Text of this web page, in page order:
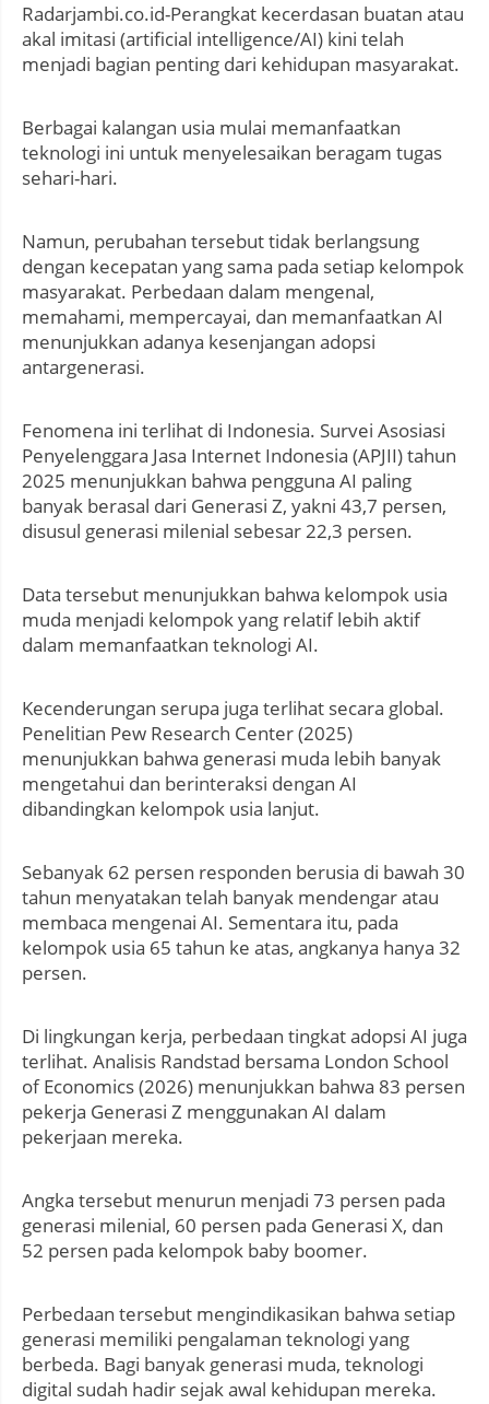
Radarjambi.co.id-Perangkat kecerdasan buatan atau
akal imitasi (artificial intelligence/AI) kini telah
menjadi bagian penting dari kehidupan masyarakat.
Berbagai kalangan usia mulai memanfaatkan
teknologi ini untuk menyelesaikan beragam tugas
sehari-hari.
Namun, perubahan tersebut tidak berlangsung
dengan kecepatan yang sama pada setiap kelompok
masyarakat. Perbedaan dalam mengenal,
memahami, mempercayai, dan memanfaatkan AI
menunjukkan adanya kesenjangan adopsi
antargenerasi.
Fenomena ini terlihat di Indonesia. Survei Asosiasi
Penyelenggara Jasa Internet Indonesia (APJII) tahun
2025 menunjukkan bahwa pengguna AI paling
banyak berasal dari Generasi Z, yakni 43,7 persen,
disusul generasi milenial sebesar 22,3 persen.
Data tersebut menunjukkan bahwa kelompok usia
muda menjadi kelompok yang relatif lebih aktif
dalam memanfaatkan teknologi AI.
Kecenderungan serupa juga terlihat secara global.
Penelitian Pew Research Center (2025)
menunjukkan bahwa generasi muda lebih banyak
mengetahui dan berinteraksi dengan AI
dibandingkan kelompok usia lanjut.
Sebanyak 62 persen responden berusia di bawah 30
tahun menyatakan telah banyak mendengar atau
membaca mengenai AI. Sementara itu, pada
kelompok usia 65 tahun ke atas, angkanya hanya 32
persen.
Di lingkungan kerja, perbedaan tingkat adopsi AI juga
terlihat. Analisis Randstad bersama London School
of Economics (2026) menunjukkan bahwa 83 persen
pekerja Generasi Z menggunakan AI dalam
pekerjaan mereka.
Angka tersebut menurun menjadi 73 persen pada
generasi milenial, 60 persen pada Generasi X, dan
52 persen pada kelompok baby boomer.
Perbedaan tersebut mengindikasikan bahwa setiap
generasi memiliki pengalaman teknologi yang
berbeda. Bagi banyak generasi muda, teknologi
digital sudah hadir sejak awal kehidupan mereka.